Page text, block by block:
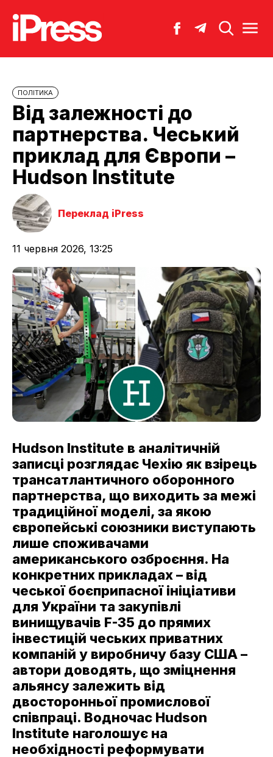
ПОЛІТИКА
Від залежності до
партнерства. Чеський
приклад для Європи –
Hudson Institute
Переклад iPress
11 червня 2026, 13:25
Hudson Institute в аналітичній
записці розглядає Чехію як взірець
трансатлантичного оборонного
партнерства, що виходить за межі
традиційної моделі, за якою
європейські союзники виступають
лише споживачами
американського озброєння. На
конкретних прикладах – від
чеської боєприпасної ініціативи
для України та закупівлі
винищувачів F-35 до прямих
інвестицій чеських приватних
компаній у виробничу базу США –
автори доводять, що зміцнення
альянсу залежить від
двосторонньої промислової
співпраці. Водночас Hudson
Institute наголошує на
необхідності реформувати